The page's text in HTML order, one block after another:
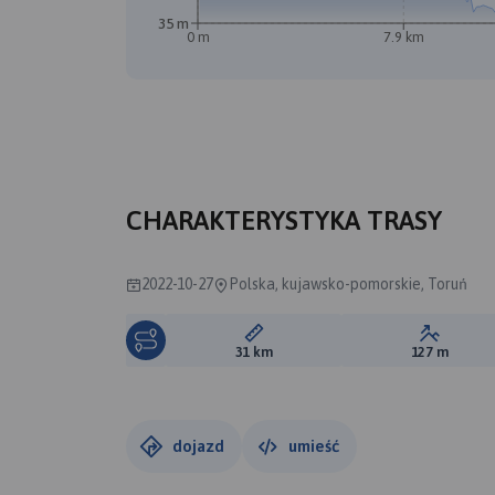
0 m 7.9 km
35 m
CHARAKTERYSTYKA TRASY
2022-10-27 Polska, kujawsko-pomorskie, Toruń
Długość trasy:
31 km Suma
127 m
dojazd umieść